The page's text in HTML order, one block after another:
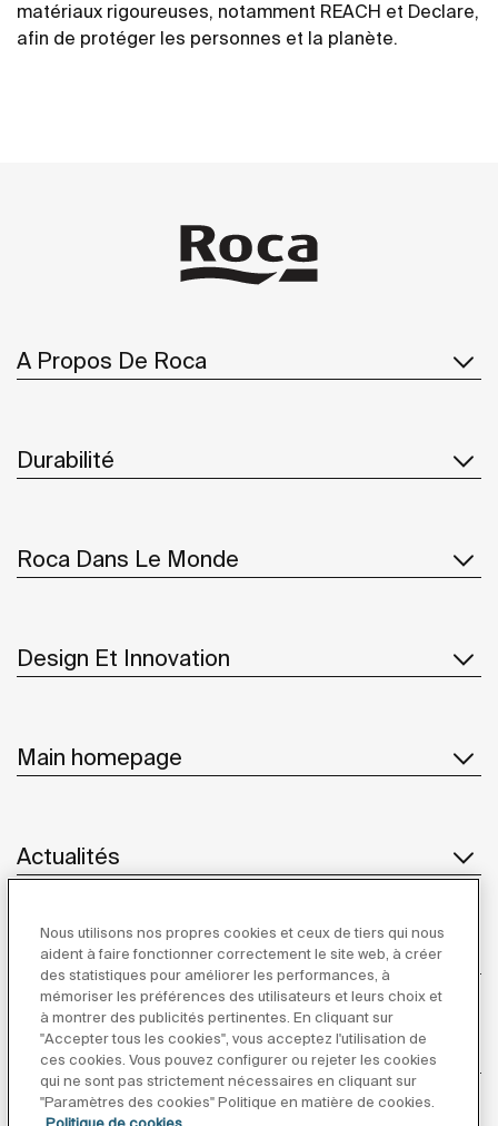
matériaux rigoureuses, notamment REACH et Declare,
afin de protéger les personnes et la planète.
A Propos De Roca
Durabilité
Roca Dans Le Monde
Design Et Innovation
Main homepage
Actualités
Service Client
Fournisseurs
Suivez-nous
Nous utilisons nos propres cookies et ceux de tiers qui nous
aident à faire fonctionner correctement le site web, à créer
des statistiques pour améliorer les performances, à
mémoriser les préférences des utilisateurs et leurs choix et
à montrer des publicités pertinentes. En cliquant sur
"Accepter tous les cookies", vous acceptez l'utilisation de
ces cookies. Vous pouvez configurer ou rejeter les cookies
qui ne sont pas strictement nécessaires en cliquant sur
"Paramètres des cookies" Politique en matière de cookies.